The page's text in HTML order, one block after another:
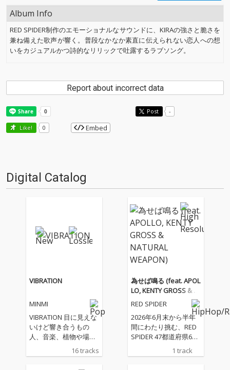
Album Info
RED SPIDER制作のエモーショナルなサウンドに、KIRAの強さと脆さを
兼ね備えた歌声が響く。普段なかなか素直に伝えられない恋人への想
いをカジュアルかつ詩的なリリックで吐露するラブソング。
Report about incorrect data
Post -
Like! 0 Embed
Digital Catalog
VIBRATION
MINMI
VIBRATION 目に見えな
いけど響き合うもの
人、音楽、植物や場
所 空気感や響き 最近
は "Good Vibes " な
16 tracks
為せば鳴る (feat. APOL
LO, KENTY GROSS & N
ATURAL WEAPON)
RED SPIDER
2026年6月末から半年
間にわたり挑む、RED
SPIDER 47都道府県60
カ所ワンマンツアー20
26 -為せば鳴る、鳴ら
1 track